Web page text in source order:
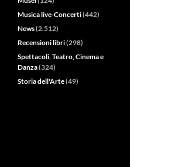
Musica live-Concerti(442)
News(2.512)
Recensioni libri(298)
Spettacoli, Teatro, Cinema e
Danza(324)
Storia dell'Arte(49)